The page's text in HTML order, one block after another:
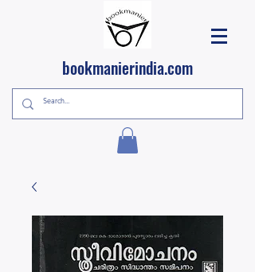
bookmanierindia.com